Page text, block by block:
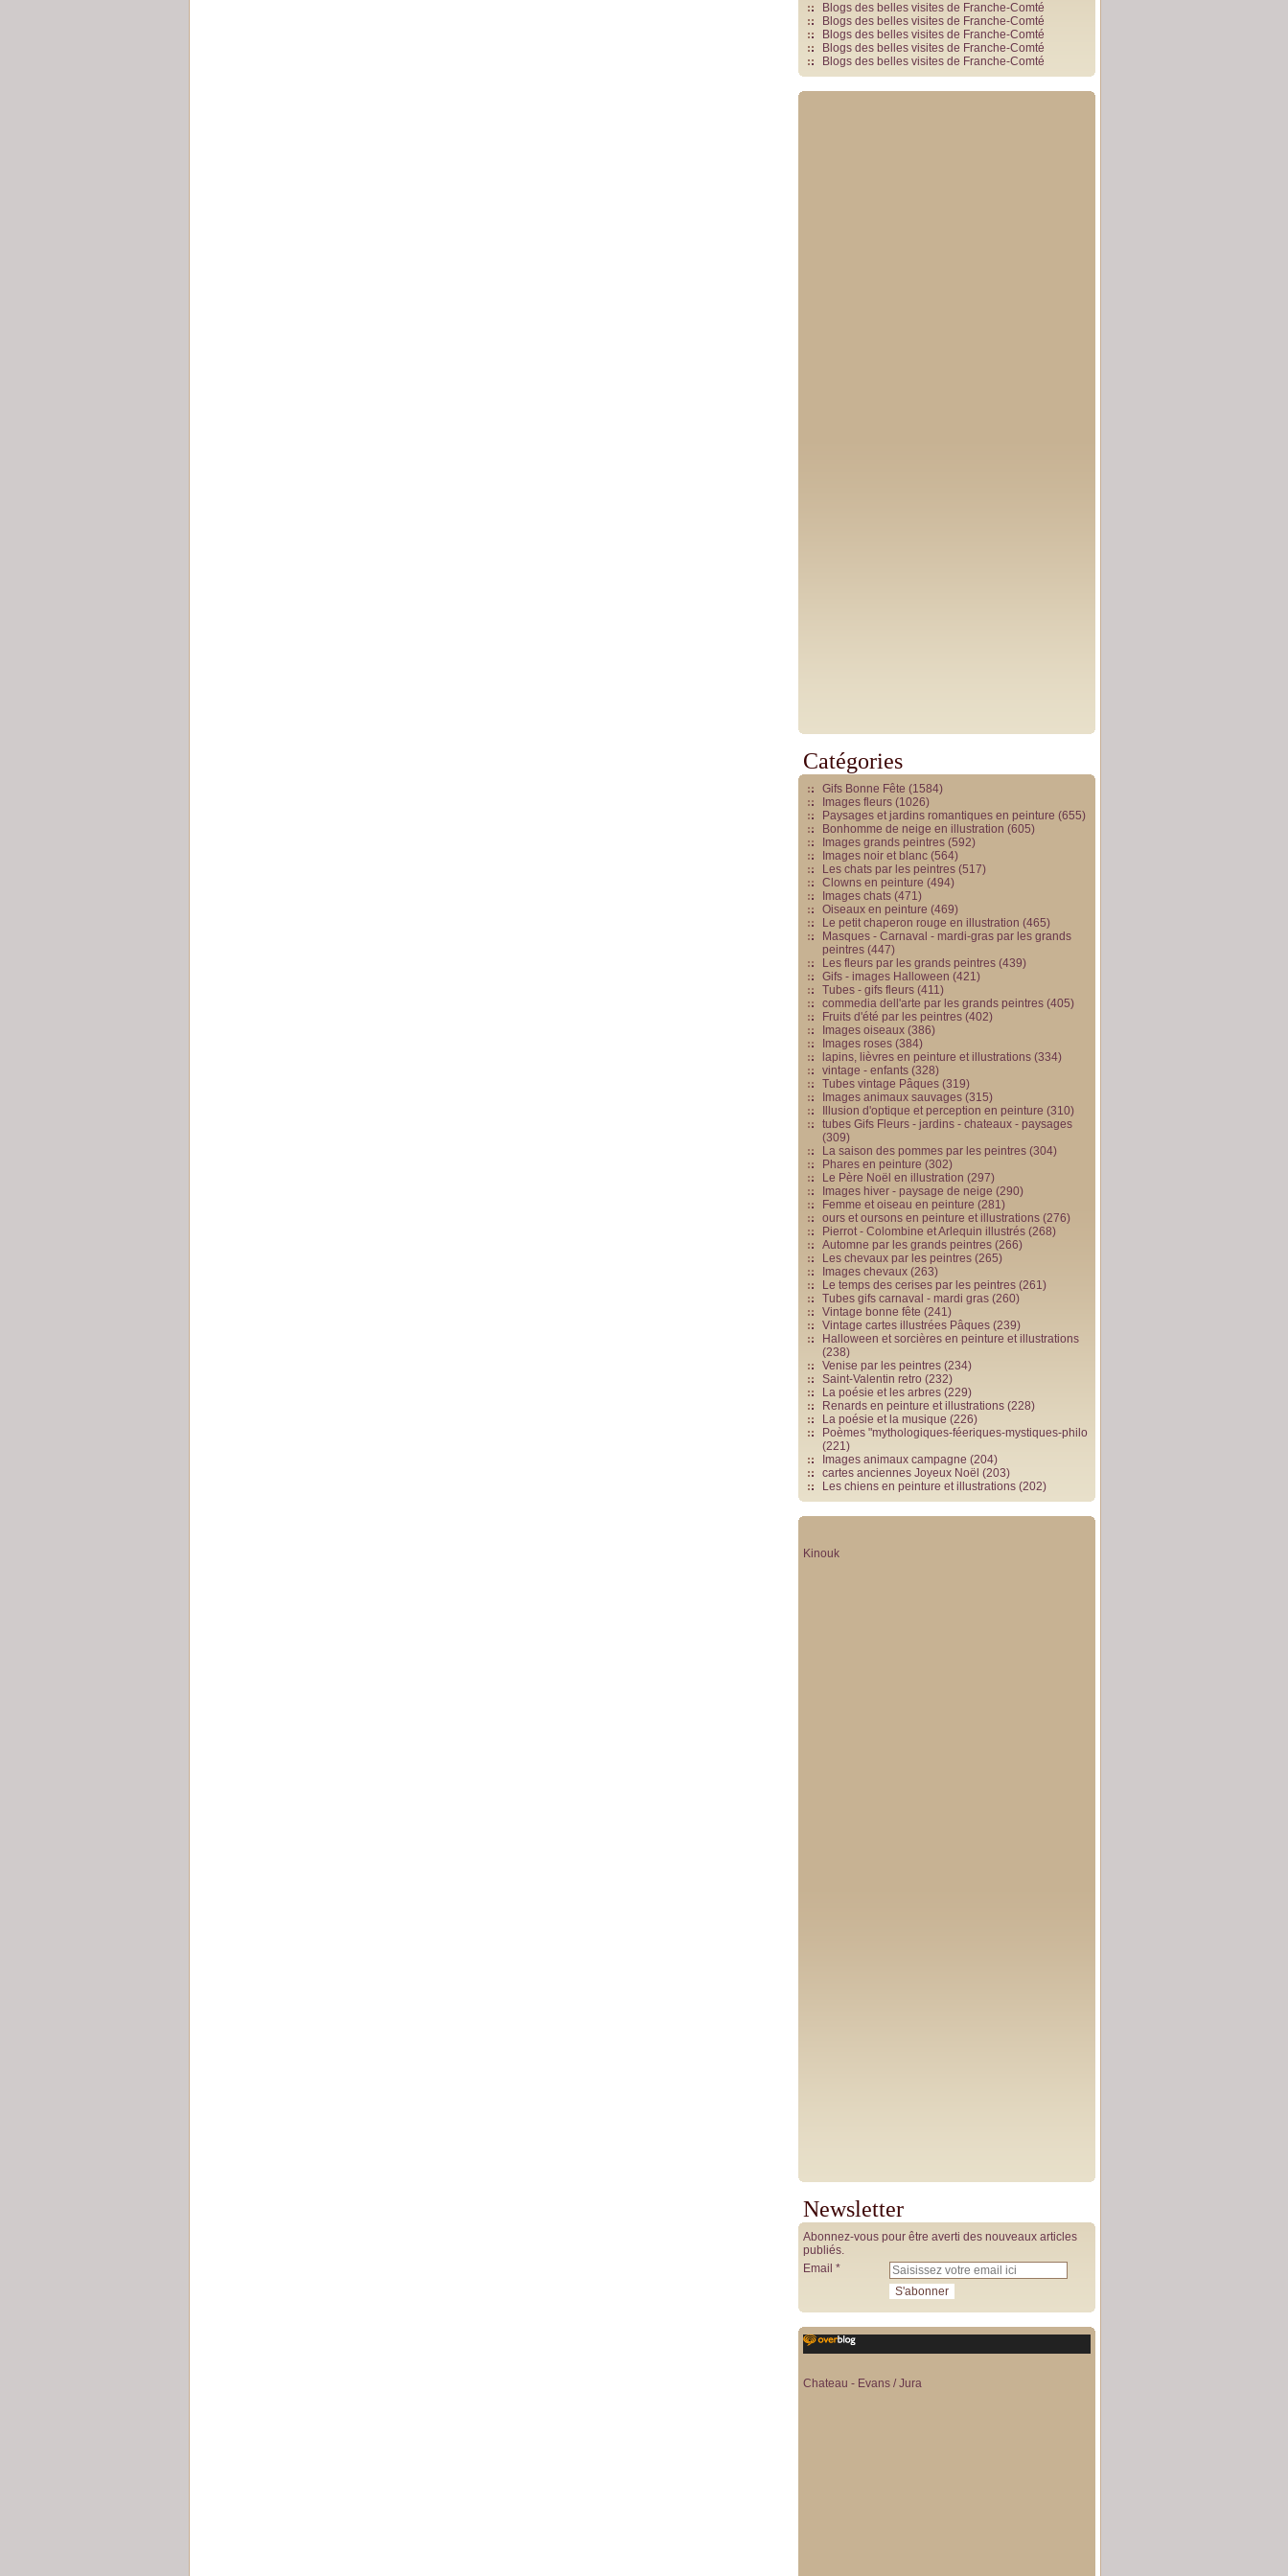
Blogs des belles visites de Franche-Comté
Blogs des belles visites de Franche-Comté
Blogs des belles visites de Franche-Comté
Blogs des belles visites de Franche-Comté
Blogs des belles visites de Franche-Comté
Catégories
Gifs Bonne Fête (1584)
Images fleurs (1026)
Paysages et jardins romantiques en peinture (655)
Bonhomme de neige en illustration (605)
Images grands peintres (592)
Images noir et blanc (564)
Les chats par les peintres (517)
Clowns en peinture (494)
Images chats (471)
Oiseaux en peinture (469)
Le petit chaperon rouge en illustration (465)
Masques - Carnaval - mardi-gras par les grands
peintres (447)
Les fleurs par les grands peintres (439)
Gifs - images Halloween (421)
Tubes - gifs fleurs (411)
commedia dell'arte par les grands peintres (405)
Fruits d'été par les peintres (402)
Images oiseaux (386)
Images roses (384)
lapins, lièvres en peinture et illustrations (334)
vintage - enfants (328)
Tubes vintage Pâques (319)
Images animaux sauvages (315)
Illusion d'optique et perception en peinture (310)
tubes Gifs Fleurs - jardins - chateaux - paysages
(309)
La saison des pommes par les peintres (304)
Phares en peinture (302)
Le Père Noël en illustration (297)
Images hiver - paysage de neige (290)
Femme et oiseau en peinture (281)
ours et oursons en peinture et illustrations (276)
Pierrot - Colombine et Arlequin illustrés (268)
Automne par les grands peintres (266)
Les chevaux par les peintres (265)
Images chevaux (263)
Le temps des cerises par les peintres (261)
Tubes gifs carnaval - mardi gras (260)
Vintage bonne fête (241)
Vintage cartes illustrées Pâques (239)
Halloween et sorcières en peinture et illustrations
(238)
Venise par les peintres (234)
Saint-Valentin retro (232)
La poésie et les arbres (229)
Renards en peinture et illustrations (228)
La poésie et la musique (226)
Poèmes "mythologiques-féeriques-mystiques-philo
(221)
Images animaux campagne (204)
cartes anciennes Joyeux Noël (203)
Les chiens en peinture et illustrations (202)
Kinouk
Newsletter
Abonnez-vous pour être averti des nouveaux articles
publiés.
Email
Chateau - Evans / Jura